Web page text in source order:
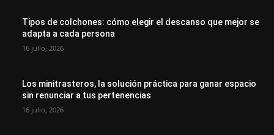
Tipos de colchones: cómo elegir el descanso que mejor se
adapta a cada persona
16 julio, 2026
Los minitrasteros, la solución práctica para ganar espacio
sin renunciar a tus pertenencias
16 julio, 2026